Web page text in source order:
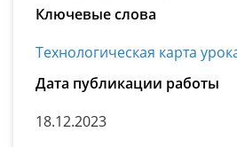
Ключевые слова
Технологическая карта
Дата публикации работы
18.12.2023